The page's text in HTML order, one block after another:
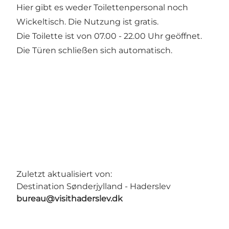
Hier gibt es weder Toilettenpersonal noch
Wickeltisch. Die Nutzung ist gratis.
Die Toilette ist von 07.00 - 22.00 Uhr geöffnet.
Die Türen schließen sich automatisch.
Zuletzt aktualisiert von:
Destination Sønderjylland - Haderslev
bureau@visithaderslev.dk